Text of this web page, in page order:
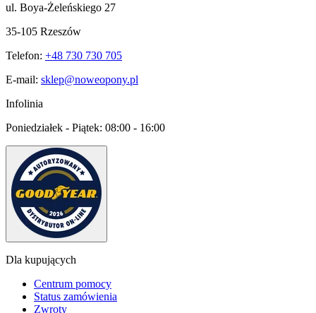
ul. Boya-Żeleńskiego 27
35-105 Rzeszów
Telefon: +48 730 730 705
E-mail: sklep@noweopony.pl
Infolinia
Poniedziałek - Piątek: 08:00 - 16:00
Dla kupujących
Centrum pomocy
Status zamówienia
Zwroty